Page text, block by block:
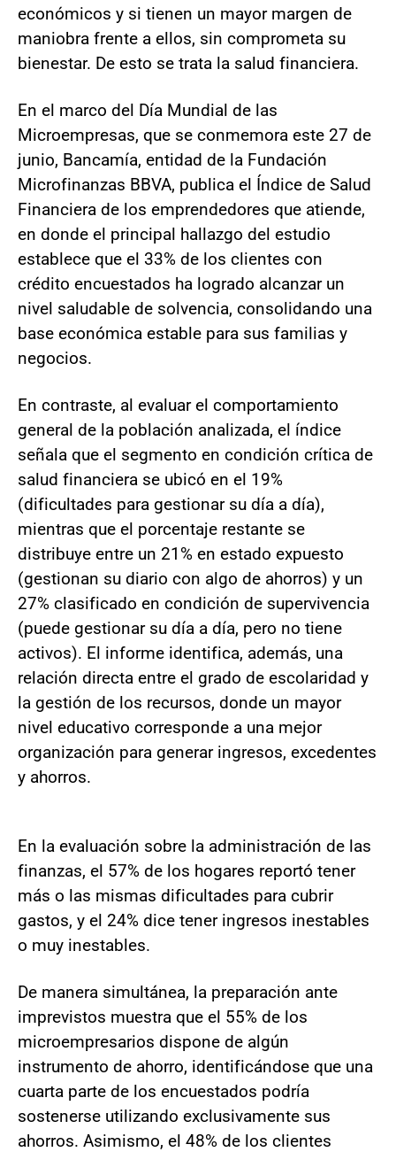
económicos y si tienen un mayor margen de
maniobra frente a ellos, sin comprometa su
bienestar. De esto se trata la salud financiera.
En el marco del Día Mundial de las
Microempresas, que se conmemora este 27 de
junio, Bancamía, entidad de la Fundación
Microfinanzas BBVA, publica el Índice de Salud
Financiera de los emprendedores que atiende,
en donde el principal hallazgo del estudio
establece que el 33% de los clientes con
crédito encuestados ha logrado alcanzar un
nivel saludable de solvencia, consolidando una
base económica estable para sus familias y
negocios.
En contraste, al evaluar el comportamiento
general de la población analizada, el índice
señala que el segmento en condición crítica de
salud financiera se ubicó en el 19%
(dificultades para gestionar su día a día),
mientras que el porcentaje restante se
distribuye entre un 21% en estado expuesto
(gestionan su diario con algo de ahorros) y un
27% clasificado en condición de supervivencia
(puede gestionar su día a día, pero no tiene
activos). El informe identifica, además, una
relación directa entre el grado de escolaridad y
la gestión de los recursos, donde un mayor
nivel educativo corresponde a una mejor
organización para generar ingresos, excedentes
y ahorros.
En la evaluación sobre la administración de las
finanzas, el 57% de los hogares reportó tener
más o las mismas dificultades para cubrir
gastos, y el 24% dice tener ingresos inestables
o muy inestables.
De manera simultánea, la preparación ante
imprevistos muestra que el 55% de los
microempresarios dispone de algún
instrumento de ahorro, identificándose que una
cuarta parte de los encuestados podría
sostenerse utilizando exclusivamente sus
ahorros. Asimismo, el 48% de los clientes